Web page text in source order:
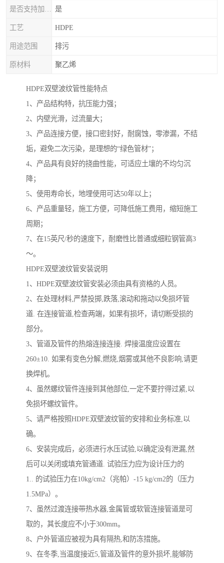
是
工艺 HDPE
用途范围 排污
原材料 聚乙烯
HDPE双壁波纹管性能特点
1、产品结构特，抗压能力强；
2、内壁光滑，过流量大；
3、产品连接方便，接口密封好，耐腐蚀，零渗漏，不结
垢，避免二次污染，是理想的“绿色管材”；
4、产品具有良好的挠曲性能，可适应土壤的不均匀沉
降；
5、使用寿命长，地埋使用可达50年以上；
6、产品重量轻，施工方便，可降低施工费用，缩短施工
周期；
7、在15英尺/秒的速度下，耐磨性比普通或细粒钢管高3
～。
HDPE双壁波纹管安装说明
1、HDPE双壁波纹管安装必须由具有资格的人员。
2、在处理材料,严禁投掷,跌落,滚动和拖动以免损坏管
道. 在连接管道,检查两端，如果有损坏，请切断受损的
部分。
3、管道及管件的热熔连接连接. 焊接温度应设置在
260±10. 如果有变色分解,燃烧,烟雾或其他不良影响,请更
换焊机。
4、虽然螺纹管件连接到其他部位,一定不要拧得过紧,以
免损坏螺纹管件。
5、请严格按照HDPE双壁波纹管的安排和业务标准,以
确。
6、安装完成后，必须进行水压试验,以确定没有泄漏,然
后可以关闭或填充管通道. 试验压力应为设计压力的
1.. 的试验压力在10kg/cm2（兆帕）-15 kg/cm2的（压力
1.5MPa）。
7、虽然过渡连接带热水器,金属管或软管连接管道是可
取的，其长度应不小于300mm。
8、户外管道应被视为具有隔热,和防冻措施。
9、在冬季,当温度接近5,管道及管件的意外损坏,能够防